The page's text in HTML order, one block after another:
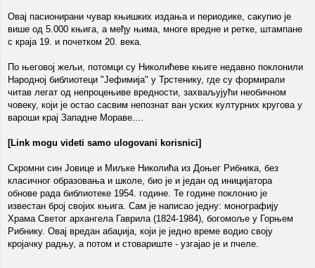
Овај пасионирани чувар књишких издања и периодике, сакупио је
више од 5.000 књига, а међу њима, многе вредне и ретке, штампане
с краја 19. и почетком 20. века.
По његовој жељи, потомци су Николићеве књиге недавно поклонили
Народној библиотеци "Јефимија" у Трстенику, где су формирали
читав легат од непроцењиве вредности, захваљујући необичном
човеку, који је остао сасвим непознат ван уских културних кругова у
вароши крај Западне Мораве....
[Link mogu videti samo ulogovani korisnici]
Скромни син Јовице и Миљке Николића из Доњег Рибника, без
класичног образовања и школе, био је и један од иницијатора
обнове рада библиотеке 1954. године. Те године поклонио је
известан број својих књига. Сам је написао једну: монографију
Храма Светог архангела Гаврила (1824-1984), богомоље у Горњем
Рибнику. Овај вредан абаџија, који је једно време водио своју
кројачку радњу, а потом и стовариште - узгајао је и пчеле.